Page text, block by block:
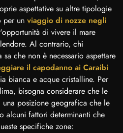
aspettative su altre tipologie
per un viaggio di nozze negli
di vivere il mare
Al contrario, chi
che non è necessario aspettare
il capodanno ai Caraibi
bianca e acque cristalline. Per
bisogna considerare che le
posizione geografica che le
alcuni fattori determinanti che
specifiche zone: